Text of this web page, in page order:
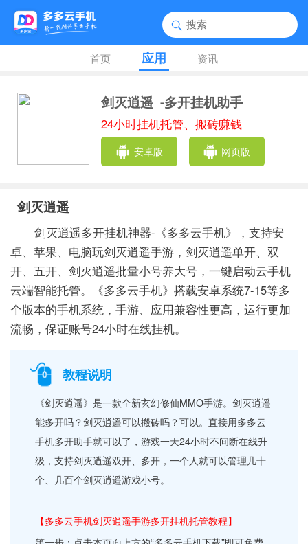
首页 应用 资讯
剑灭逍遥 -多开挂机助手
24小时挂机托管、搬砖赚钱
安卓版 网页版
剑灭逍遥
剑灭逍遥多开挂机神器-《多多云手机》，支持安
卓、苹果、电脑玩剑灭逍遥手游，剑灭逍遥单开、双
开、五开、剑灭逍遥批量小号养大号，一键启动云手机
云端智能托管。《多多云手机》搭载安卓系统7-15等多
个版本的手机系统，手游、应用兼容性更高，运行更加
流畅，保证账号24小时在线挂机。
教程说明
《剑灭逍遥》是一款全新玄幻修仙MMO手游。剑灭逍遥
能多开吗？剑灭逍遥可以搬砖吗？可以。直接用多多云
手机多开助手就可以了，游戏一天24小时不间断在线升
级，支持剑灭逍遥双开、多开，一个人就可以管理几十
个、几百个剑灭逍遥游戏小号。
【多多云手机剑灭逍遥手游多开挂机托管教程】